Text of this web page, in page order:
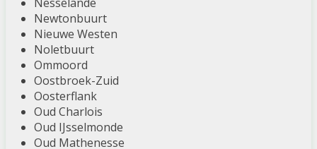
Newtonbuurt
Nieuwe Westen
Noletbuurt
Ommoord
Oostbroek-Zuid
Oosterflank
Oud Charlois
Oud IJsselmonde
Oud Mathenesse